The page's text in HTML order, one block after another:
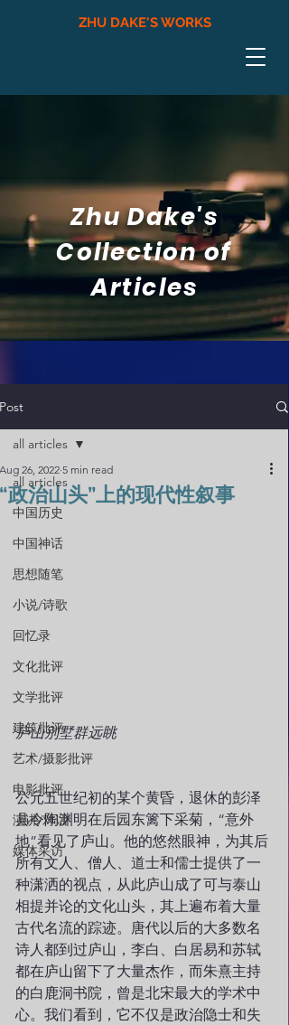
ZHU DAKE'S WORKS
Zhu Dake's
Collection of
Articles
Post
all articles
中国历史
中国神话
思想随笔
小说/诗歌
回忆录
文化批评
文学批评
建筑批评
艺术/摄影批评
电影批评
演讲/对话
媒体采访
all articles
“政治山头”上的现代性叙事
Aug 26, 2022 5 min read
庐山别墅群远眺
公元五世纪初的某个黄昏，退休的彭泽
县令陶渊明在后园东篱下采菊，“意外
地”看见了庐山。他的悠然眼神，为其后
所有文人、僧人、道士和儒士提供了一
种潇洒的视点，从此庐山成了可与泰山
相提并论的文化山头，其上遍布着大量
古代名流的踪迹。唐代以后的大多数名
诗人都到过庐山，李白、白居易和苏轼
都在庐山留下了大量杰作，而朱熹主持
的白鹿洞书院，曾是北宋最大的学术中
心。我们看到，它不仅是政治隐士和失